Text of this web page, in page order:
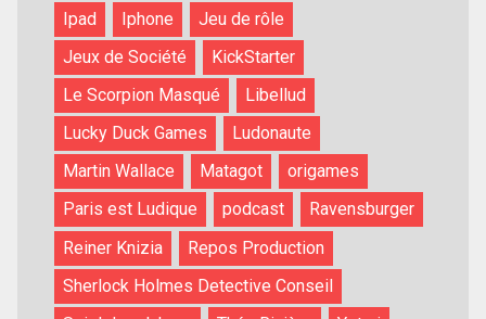
Ipad
Iphone
Jeu de rôle
Jeux de Société
KickStarter
Le Scorpion Masqué
Libellud
Lucky Duck Games
Ludonaute
Martin Wallace
Matagot
origames
Paris est Ludique
podcast
Ravensburger
Reiner Knizia
Repos Production
Sherlock Holmes Detective Conseil